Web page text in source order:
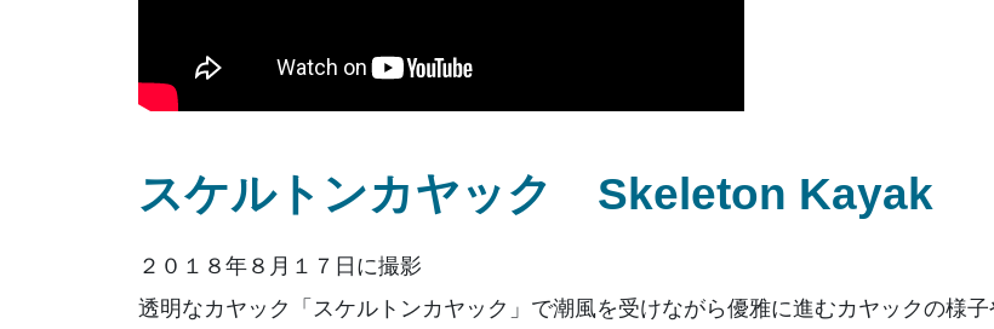
スケルトンカヤック Skeleton Kayak
２０１８年８月１７日に撮影
透明なカヤック「スケルトンカヤック」で潮風を受けながら優雅に進むカヤックの様